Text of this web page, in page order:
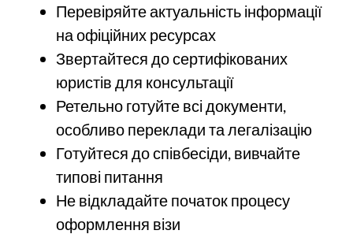
Перевіряйте актуальність інформації
на офіційних ресурсах
Звертайтеся до сертифікованих
юристів для консультації
Ретельно готуйте всі документи,
особливо переклади та легалізацію
Готуйтеся до співбесіди, вивчайте
типові питання
Не відкладайте початок процесу
оформлення візи